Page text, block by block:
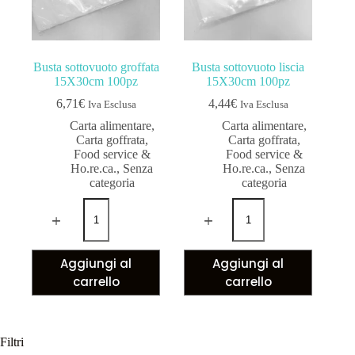
Busta sottovuoto groffata
15X30cm 100pz
6,71€ Iva Esclusa
Carta alimentare,
Carta goffrata,
Food service &
Ho.re.ca., Senza
categoria
Aggiungi al
carrello
Busta sottovuoto liscia
15X30cm 100pz
4,44€ Iva Esclusa
Carta alimentare,
Carta goffrata,
Food service &
Ho.re.ca., Senza
categoria
Aggiungi al
carrello
Filtri